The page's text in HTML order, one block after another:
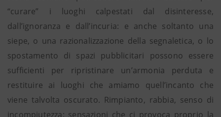
“curare” i luoghi calpestati dal disinteresse,
dall’ignoranza e dall’incuria: e anche soltanto una
siepe, o una razionalizzazione della segnaletica, o lo
spostamento di spazi pubblicitari possono essere
sufficienti per ripristinare un’armonia perduta e
restituire ai luoghi che amiamo quell’incanto che
viene talvolta oscurato. Rimpianto, rabbia, senso di
incompiutezza: sensazioni che ci provoca proprio la